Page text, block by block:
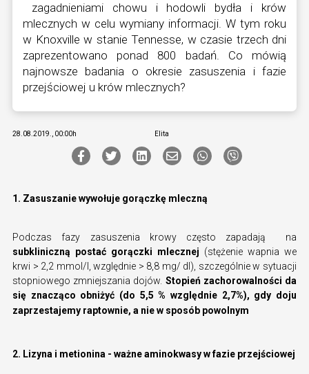
zagadnieniami chowu i hodowli bydła i krów
mlecznych w celu wymiany informacji. W tym roku
w Knoxville w stanie Tennesse, w czasie trzech dni
zaprezentowano ponad 800 badań. Co mówią
najnowsze badania o okresie zasuszenia i fazie
przejściowej u krów mlecznych?
28.08.2019., 00:00h Elita
1. Zasuszanie wywołuje gorączkę mleczną
Podczas fazy zasuszenia krowy często zapadają na
subkliniczną postać gorączki mlecznej (stężenie wapnia we
krwi > 2,2 mmol/l, względnie > 8,8 mg/ dl), szczególnie w sytuacji
stopniowego zmniejszania dojów. Stopień zachorowalności da
się znacząco obniżyć (do 5,5 % względnie 2,7%), gdy doju
zaprzestajemy raptownie, a nie w sposób powolnym
2. Lizyna i metionina - ważne aminokwasy w fazie przejściowej